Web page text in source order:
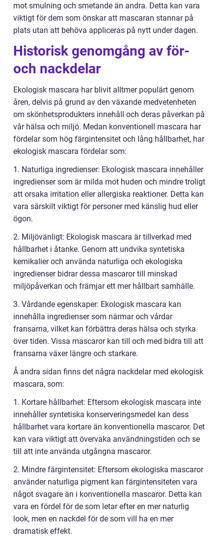
mot smulning och smetande än andra. Detta kan vara
viktigt för dem som önskar att mascaran stannar på
plats utan att behöva appliceras på nytt under dagen.
Historisk genomgång av för-
och nackdelar
Ekologisk mascara har blivit alltmer populärt genom
åren, delvis på grund av den växande medvetenheten
om skönhetsprodukters innehåll och deras påverkan på
vår hälsa och miljö. Medan konventionell mascara har
fördelar som hög färgintensitet och lång hållbarhet, har
ekologisk mascara fördelar som:
1. Naturliga ingredienser: Ekologisk mascara innehåller
ingredienser som är milda mot huden och mindre troligt
att orsaka irritation eller allergiska reaktioner. Detta kan
vara särskilt viktigt för personer med känslig hud eller
ögon.
2. Miljövänligt: Ekologisk mascara är tillverkad med
hållbarhet i åtanke. Genom att undvika syntetiska
kemikalier och använda naturliga och ekologiska
ingredienser bidrar dessa mascaror till minskad
miljöpåverkan och främjar ett mer hållbart samhälle.
3. Vårdande egenskaper: Ekologisk mascara kan
innehålla ingredienser som närmar och vårdar
fransarna, vilket kan förbättra deras hälsa och styrka
över tiden. Vissa mascaror kan till och med bidra till att
fransarna växer längre och starkare.
Å andra sidan finns det några nackdelar med ekologisk
mascara, som:
1. Kortare hållbarhet: Eftersom ekologisk mascara inte
innehåller syntetiska konserveringsmedel kan dess
hållbarhet vara kortare än konventionella mascaror. Det
kan vara viktigt att övervaka användningstiden och se
till att inte använda utgångna mascaror.
2. Mindre färgintensitet: Eftersom ekologiska mascaror
använder naturliga pigment kan färgintensiteten vara
något svagare än i konventionella mascaror. Detta kan
vara en fördel för de som letar efter en mer naturlig
look, men en nackdel för de som vill ha en mer
dramatisk effekt.